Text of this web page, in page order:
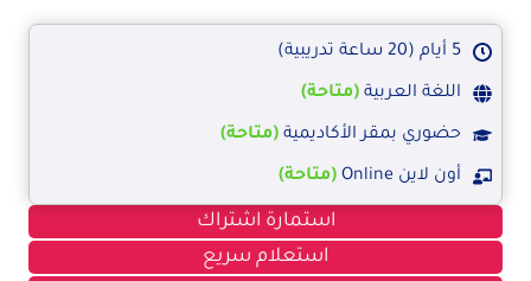
5 أيام (20 ساعة تدريبية)
اللغة العربية (متاحة)
حضوري بمقر الأكاديمية (متاحة)
أون لاين Online (متاحة)
استمارة اشتراك
استعلام سريع